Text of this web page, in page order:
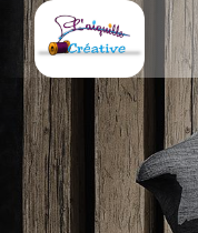
Panneau de gestion